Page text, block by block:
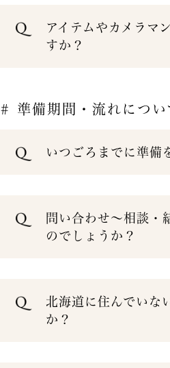
アイテムやカメラマ
すか？
# 準備期間・流れについ
いつごろまでに準備
問い合わせ〜相談・
のでしょうか？
北海道に住んでいな
か？